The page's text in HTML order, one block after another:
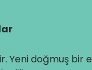
Yeni doğmuş bir